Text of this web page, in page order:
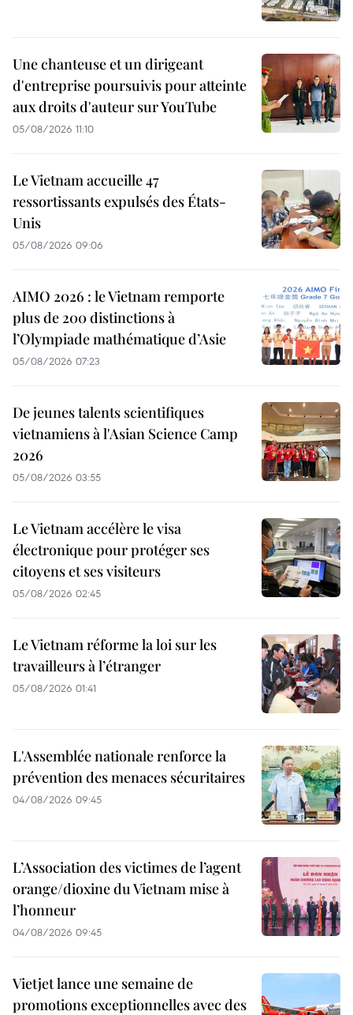
Une chanteuse et un dirigeant
d'entreprise poursuivis pour atteinte
aux droits d'auteur sur YouTube
05/08/2026 11:10
Le Vietnam accueille 47
ressortissants expulsés des États-
Unis
05/08/2026 09:06
AIMO 2026 : le Vietnam remporte
plus de 200 distinctions à
l’Olympiade mathématique d’Asie
05/08/2026 07:23
De jeunes talents scientifiques
vietnamiens à l'Asian Science Camp
2026
05/08/2026 03:55
Le Vietnam accélère le visa
électronique pour protéger ses
citoyens et ses visiteurs
05/08/2026 02:45
Le Vietnam réforme la loi sur les
travailleurs à l’étranger
05/08/2026 01:41
L'Assemblée nationale renforce la
prévention des menaces sécuritaires
04/08/2026 09:45
L’Association des victimes de l’agent
orange/dioxine du Vietnam mise à
l’honneur
04/08/2026 09:45
Vietjet lance une semaine de
promotions exceptionnelles avec des